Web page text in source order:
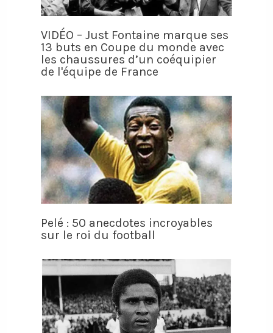
VIDÉO – Just Fontaine marque ses
13 buts en Coupe du monde avec
les chaussures d’un coéquipier
de l'équipe de France
Pelé : 50 anecdotes incroyables
sur le roi du football